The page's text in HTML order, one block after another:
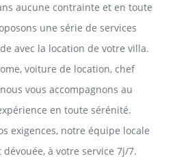
aucune contrainte et en toute
une série de services
avec la location de votre villa.
voiture de location, chef
vous accompagnons au
en toute sérénité.
exigences, notre équipe locale
à votre service 7j/7.